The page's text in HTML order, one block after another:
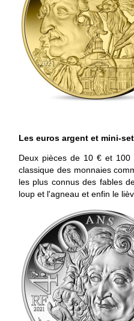
Les euros argent et mini-set
Deux pièces de 10 € et
classique des monnaies
les plus connus des fables
loup et l'agneau et enfin le